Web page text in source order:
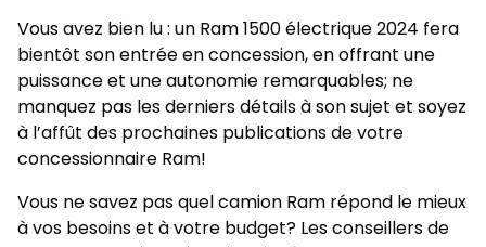
Vous avez bien lu : un Ram 1500 électrique2024 fera
bientôt son entrée en concession, en offrant une
puissance et une autonomie remarquables; ne
manquez pas les derniers détails à son sujet et soyez
à l’affût des prochaines publications de votre
concessionnaire Ram!
Vous ne savez pas quel camion Ram répond le mieux
à vos besoins et à votre budget? Les conseillers de